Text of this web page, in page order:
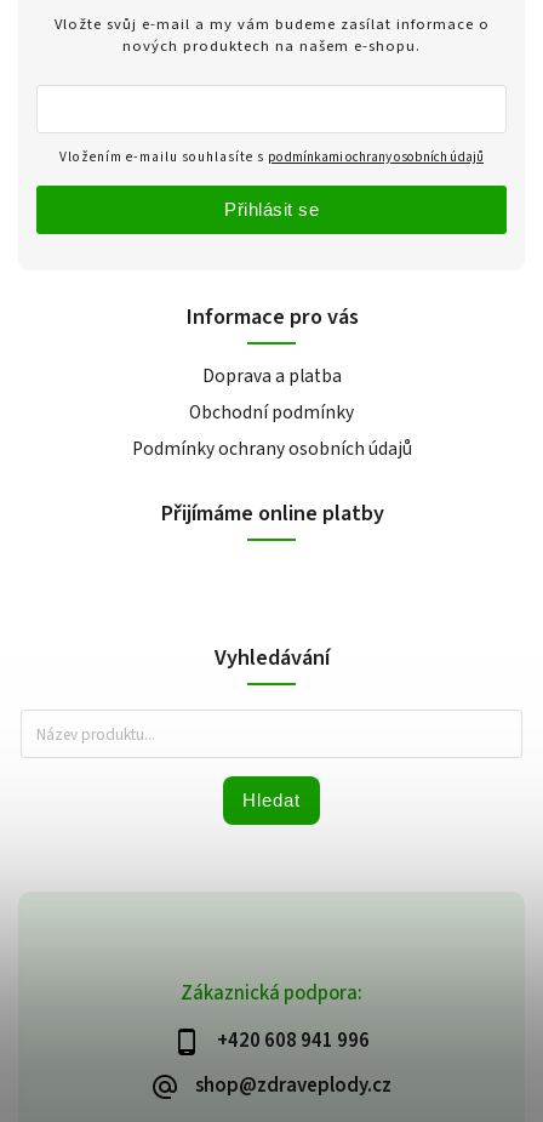
Zákaznická podpora:
+420 608 941 996
shop@zdraveplody.cz
Informace pro vás
Doprava a platba
Obchodní podmínky
Podmínky ochrany osobních údajů
Přijímáme online platby
Vyhledávání
Hledat
Vložte svůj e-mail a my vám budeme zasílat informace o
nových produktech na našem e-shopu.
Vložením e-mailu souhlasíte s podmínkami ochrany osobních údajů
Přihlásit se